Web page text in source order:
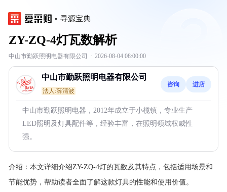
寻源宝典
ZY-ZQ-4灯瓦数解析
中山市勤跃照明电器有限公司 · 2026-08-04 08:00:00
中山市勤跃照明电器有限公司
法人:薛清波
咨询 进店
中山市勤跃照明电器，2012年成立于小榄镇，专业生产
LED照明及灯具配件等，经验丰富，在照明领域权威性
强。
介绍： 本文详细介绍ZY-ZQ-4灯的瓦数及其特点，包括适用场景和
节能优势，帮助读者全面了解这款灯具的性能和使用价值。